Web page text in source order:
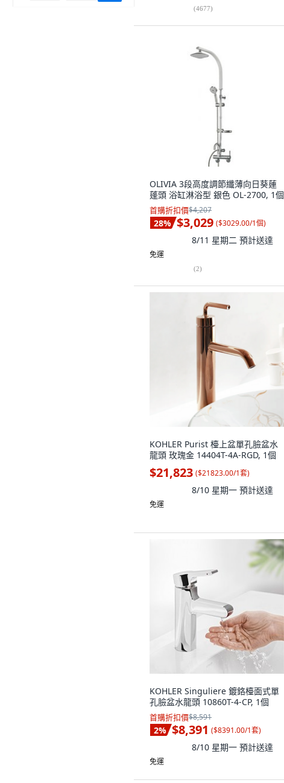
(4677)
OLIVIA 3段高度調節纖薄向日葵蓮
蓬頭 浴缸淋浴型 銀色 OL-2700, 1個
首購折扣價$4,207
28% $3,029 ($3029.00/1個)
8/11 星期二 預計送達
免運
(2)
KOHLER Purist 檯上盆單孔臉盆水
龍頭 玫瑰金 14404T-4A-RGD, 1個
$21,823 ($21823.00/1套)
8/10 星期一 預計送達
免運
KOHLER Singuliere 鍍鉻檯面式單
孔臉盆水龍頭 10860T-4-CP, 1個
首購折扣價$8,591
2% $8,391 ($8391.00/1套)
8/10 星期一 預計送達
免運